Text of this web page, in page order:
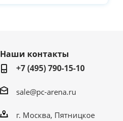
Наши контакты
+7 (495) 790-15-10
sale@pc-arena.ru
г. Москва, Пятницкое